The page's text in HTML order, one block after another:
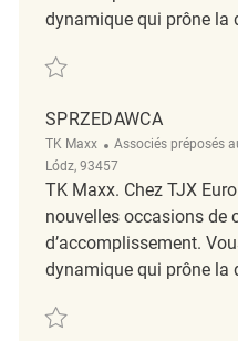
dynamique qui prône la
Sauvegarder Sprzedawca
SPRZEDAWCA
TK Maxx Catégorie
Associés préposés
Lódz, 93457
TK Maxx. Chez TJX
nouvelles occasions de
d’accomplissement.
dynamique qui prône la
Sauvegarder Sprzedawca